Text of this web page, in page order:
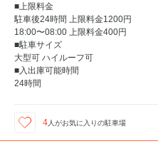
■上限料金
駐車後24時間 上限料金1200円
18:00〜08:00 上限料金400円
■駐車サイズ
大型可 ハイルーフ可
■入出庫可能時間
24時間
4人がお気に入りの駐車場